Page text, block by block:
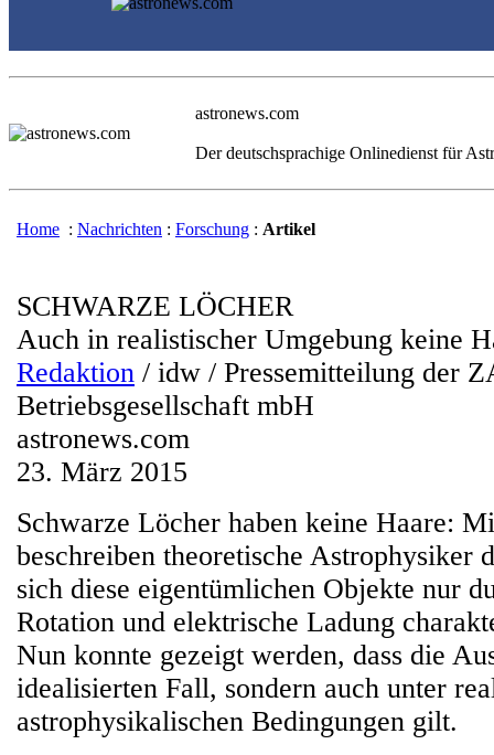
astronews.com
Der deutschsprachige Onlinedienst für
Home : Nachrichten : Forschung : Artikel
SCHWARZE LÖCHER
Auch in realistischer Umgebung keine
Redaktion / idw / Pressemitteilung der
Betriebsgesellschaft mbH
astronews.com
23. März 2015
Schwarze Löcher haben keine Haare:
beschreiben theoretische Astrophysiker
sich diese eigentümlichen Objekte nur
Rotation und elektrische Ladung
Nun konnte gezeigt werden, dass die
idealisierten Fall, sondern auch unter
astrophysikalischen Bedingungen gilt.